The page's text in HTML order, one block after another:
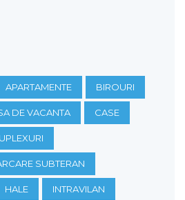
APARTAMENTE BIROURI
DE VACANTA CASE
SUBTERAN
HALE INTRAVILAN